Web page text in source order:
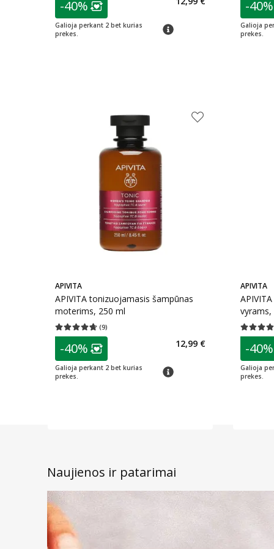
Lojalumo klubo narių nuolaida:
-40%
Galioja perkant 2 bet kurias
prekes.
patarimas
-40%
Galioja
prekes.
APIVITA
APIVITA tonizuojamasis šampūnas
moterims, 250 ml
(9)
Vidutinis įvertinimas 4.67
patarimas
Lojalumo klubo narių nuolaida:
-40%
Galioja perkant 2 bet kurias
prekes.
patarimas
12,99 €
APIVITA
vyrams,
Vidutinis
-40%
Galioja
prekes.
Naujienos ir patarimai